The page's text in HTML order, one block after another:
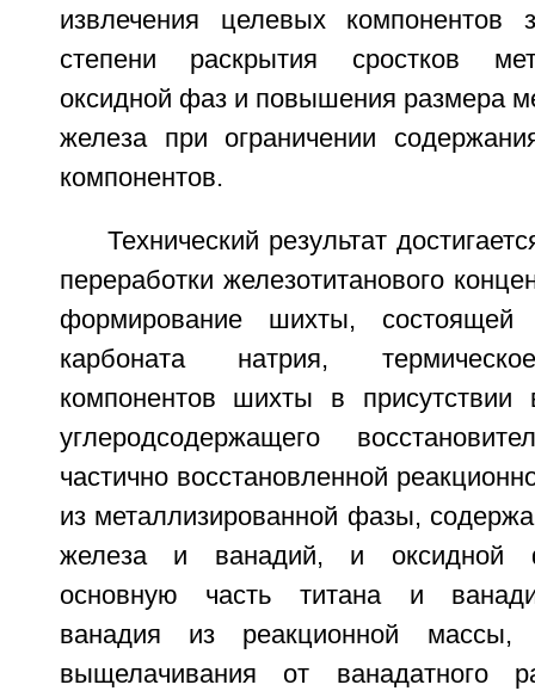
извлечения целевых компонентов
степени раскрытия сростков
оксидной фаз и повышения размера
железа при ограничении
компонентов.
Технический результат
переработки железотитанового
формирование шихты,
карбоната натрия,
компонентов шихты в присутствии
углеродсодержащего
частично восстановленной
из металлизированной фазы,
железа и ванадий, и оксидной
основную часть титана и
ванадия из реакционной массы,
выщелачивания от ванадатного